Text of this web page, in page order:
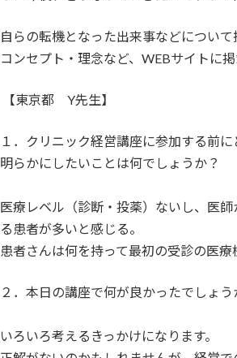
自らの転機となった出来事などについ
コンセプト・理念など、WEBサイトに
【東京都 Y先生】
１．クリニック経営講座に参加する前
明らかにしたいことは何でしょうか？
医療レベル（診断・投薬）ないし、医
る患者が多いと感じる。
患者さんは何を持って最初の受診の医
２．本日の講座で何が良かったでしょ
いろいろ考えるきっかけになります。